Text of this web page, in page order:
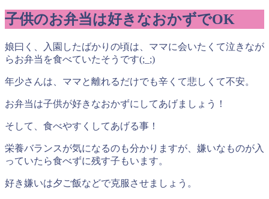
子供のお弁当は好きなおかずでOK
娘曰く、入園したばかりの頃は、ママに会いたくて泣きなが
らお弁当を食べていたそうです(;_;)
年少さんは、ママと離れるだけでも辛くて悲しくて不安。
お弁当は子供が好きなおかずにしてあげましょう！
そして、食べやすくしてあげる事！
栄養バランスが気になるのも分かりますが、嫌いなものが入
っていたら食べずに残す子もいます。
好き嫌いは夕ご飯などで克服させましょう。